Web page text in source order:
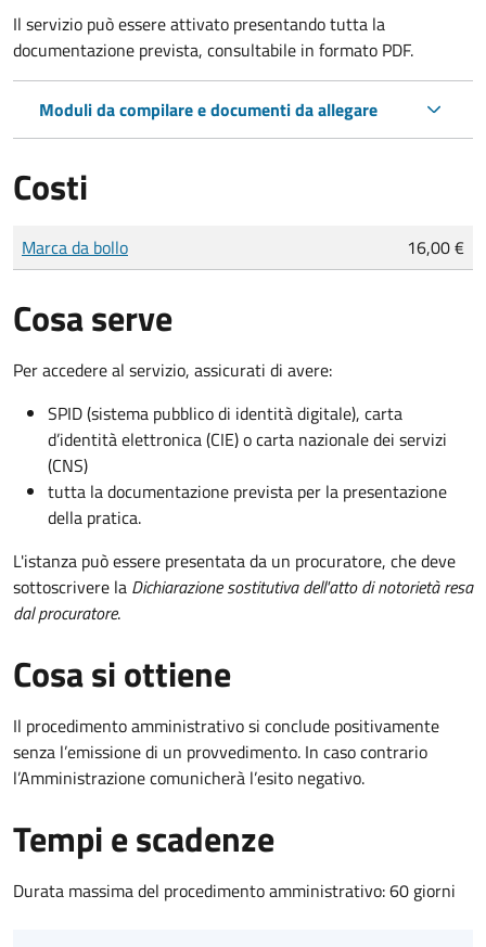
Il servizio può essere attivato presentando tutta la
documentazione prevista, consultabile in formato PDF.
Moduli da compilare e documenti da allegare
Costi
Tipo di pagamento
Importo
Marca da bollo 16,00 €
Cosa serve
Per accedere al servizio, assicurati di avere:
SPID (sistema pubblico di identità digitale), carta
d’identità elettronica (CIE) o carta nazionale dei servizi
(CNS)
tutta la documentazione prevista per la presentazione
della pratica.
L'istanza può essere presentata da un procuratore, che deve
sottoscrivere la Dichiarazione sostitutiva dell'atto di notorietà resa
dal procuratore.
Cosa si ottiene
Il procedimento amministrativo si conclude positivamente
senza l’emissione di un provvedimento. In caso contrario
l’Amministrazione comunicherà l’esito negativo.
Tempi e scadenze
Durata massima del procedimento amministrativo: 60 giorni